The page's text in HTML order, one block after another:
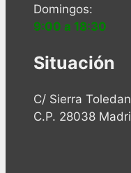
Domingos:
9:00 a 18:30
Situación
C/ Sierra
C.P. 28038